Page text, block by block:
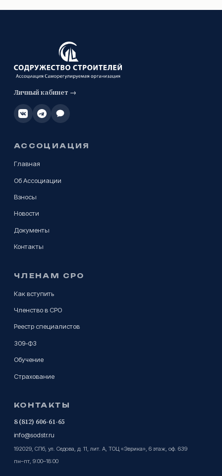
Личный кабинет →
АССОЦИАЦИЯ
Главная
Об Ассоциации
Взносы
Новости
Документы
Контакты
ЧЛЕНАМ СРО
Как вступить
Членство в СРО
Реестр специалистов
309-ФЗ
Обучение
Страхование
КОНТАКТЫ
8 (812) 606-61-65
info@sodstr.ru
192029, СПб, ул. Седова, д. 11, лит. А, ТОЦ «Эврика», 6 этаж, оф. 639
пн–пт, 9:00–18:00